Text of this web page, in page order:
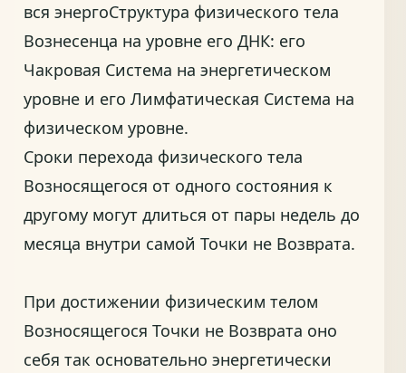
вся энергоСтруктура физического тела
Вознесенца на уровне его ДНК: его
Чакровая Система на энергетическом
уровне и его Лимфатическая Система на
физическом уровне.
Сроки перехода физического тела
Возносящегося от одного состояния к
другому могут длиться от пары недель до
месяца внутри самой Точки не Возврата.
При достижении физическим телом
Возносящегося Точки не Возврата оно
себя так основательно энергетически